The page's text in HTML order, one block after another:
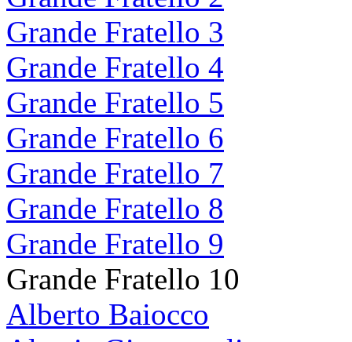
Grande Fratello 3
Grande Fratello 4
Grande Fratello 5
Grande Fratello 6
Grande Fratello 7
Grande Fratello 8
Grande Fratello 9
Grande Fratello 10
Alberto Baiocco